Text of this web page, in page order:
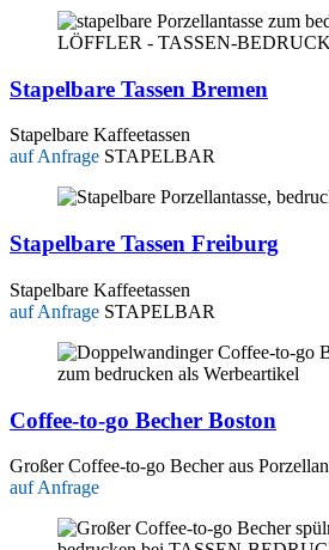
Stapelbare Tassen Bremen
Stapelbare Kaffeetassen
auf Anfrage STAPELBAR
Stapelbare Tassen Freiburg
Stapelbare Kaffeetassen
auf Anfrage STAPELBAR
Coffee-to-go Becher Boston
Großer Coffee-to-go Becher aus Porzellan
auf Anfrage